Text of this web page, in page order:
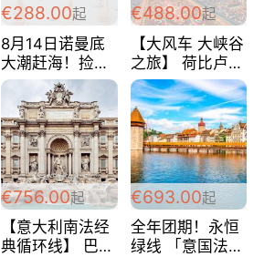
€288.00起
8月14日诺曼底
大潮赶海！捡海
鲜！轻轻松松海
边爽玩三日游
288欧/人
€488.00起
【大风车 大峡谷
之旅】 荷比卢德
法 巴黎上下 经
典五国四日游
488欧/人
€756.00起
【意大利南法经
典循环线】 巴黎
€693.00起
全年团期！永恒
绿线 「意国法